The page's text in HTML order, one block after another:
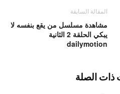
المقالة السابقة
مشاهدة مسلسل من يقع بنفسه لا
يبكي الحلقة 2 الثانية
dailymotion
ذات الصلة